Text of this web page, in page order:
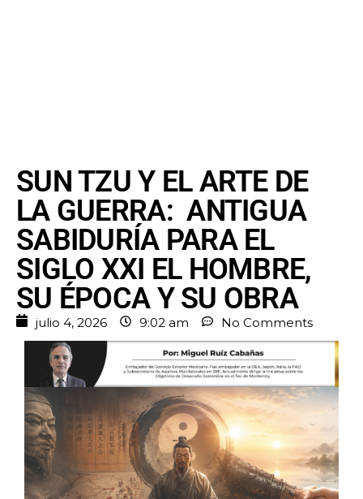
SUN TZU Y EL ARTE DE
LA GUERRA: ANTIGUA
SABIDURÍA PARA EL
SIGLO XXI EL HOMBRE,
SU ÉPOCA Y SU OBRA
julio 4, 2026 9:02 am No Comments